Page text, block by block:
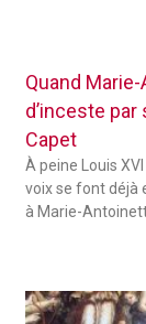
Quand
d’inceste
Capet
À peine Louis
voix se font déjà
à Marie-